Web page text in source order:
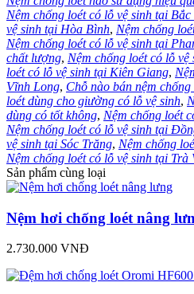
Nệm chống loét có lỗ vệ sinh tại
vệ sinh tại Hòa Bình, Nệm chống
Nệm chống loét có lỗ vệ sinh tại
chất lượng, Nệm chống loét có lỗ
loét có lỗ vệ sinh tại Kiên Giang,
Vĩnh Long, Chỗ nào bán nệm
loét dùng cho giường có lỗ vệ sinh,
dùng có tốt không, Nệm chống loét
Nệm chống loét có lỗ vệ sinh tại
vệ sinh tại Sóc Trăng, Nệm chống
Nệm chống loét có lỗ vệ sinh tại Trà
Sản phẩm cùng loại
Nệm hơi chống loét nâng
2.730.000 VNĐ